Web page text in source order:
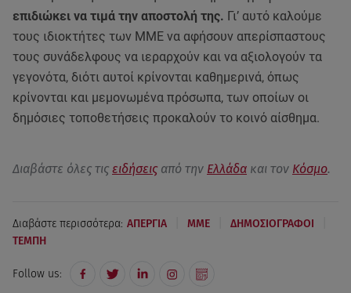
επιδιώκει να τιμά την αποστολή της. Γι’ αυτό καλούμε
τους ιδιοκτήτες των ΜΜΕ να αφήσουν απερίσπαστους
τους συνάδελφους να ιεραρχούν και να αξιολογούν τα
γεγονότα, διότι αυτοί κρίνονται καθημερινά, όπως
κρίνονται και μεμονωμένα πρόσωπα, των οποίων οι
δημόσιες τοποθετήσεις προκαλούν το κοινό αίσθημα.
Διαβάστε όλες τις ειδήσεις από την Ελλάδα και τον Κόσμο.
Διαβάστε περισσότερα: ΑΠΕΡΓΙΑ ΜΜΕ ΔΗΜΟΣΙΟΓΡΑΦΟΙ
ΤΕΜΠΗ
Follow us: